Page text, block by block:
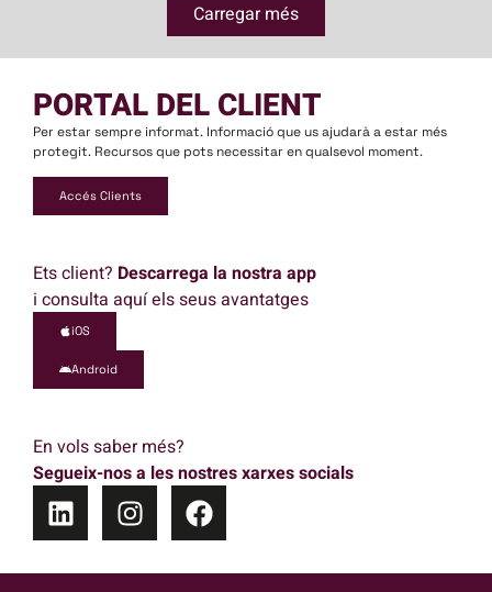
Carregar més
PORTAL DEL CLIENT
Per estar sempre informat. Informació que us ajudarà a estar més
protegit. Recursos que pots necessitar en qualsevol moment.
Accés Clients
Ets client? Descarrega la nostra app
i consulta aquí els seus avantatges
iOS
Android
En vols saber més?
Segueix-nos a les nostres xarxes socials